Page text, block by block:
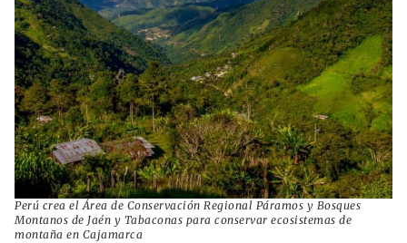
Perú crea el Área de Conservación Regional Páramos y Bosques
Montanos de Jaén y Tabaconas para conservar ecosistemas de
montaña en Cajamarca